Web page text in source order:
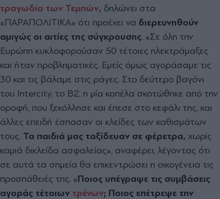
τραγωδία των Τεµπών, δηλώνει στα
«ΠΑΡΑΠΟΛΙΤΙΚΑ» ότι προέχει να διερευνηθούν
αµιγώς οι αιτίες της σύγκρουσης. «Σε όλη την
Ευρώπη κυκλοφορούσαν 50 τέτοιες ηλεκτράµαξες
και ήταν προβληµατικές. Εµείς όµως αγοράσαµε τις
30 και τις βάλαµε στις ράγες. Στο δεύτερο βαγόνι
του Intercity, το Β2, η µία κοπέλα σκοτώθηκε από την
οροφή, που ξεκόλλησε και έπεσε στο κεφάλι της, και
άλλες επειδή έσπασαν οι κλείδες των καθισµάτων
τους. Τα παιδιά µας ταξίδευαν σε φέρετρα, χωρίς
καµιά δικλείδα ασφαλείας», αναφέρει, λέγοντας ότι
σε αυτά τα σηµεία θα επικεντρώσει η οικογένεια τις
προσπάθειές της. «Ποιος υπέγραψε τις συµβάσεις
αγοράς τέτοιων τρένων; Ποιος επέτρεψε την